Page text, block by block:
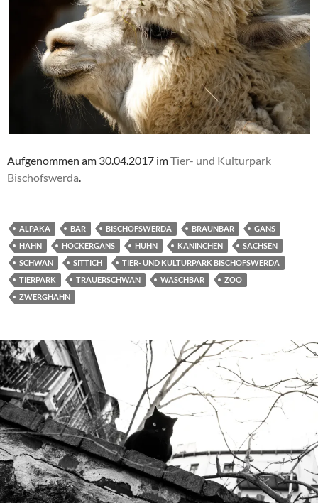
Aufgenommen am 30.04.2017 imTier- und Kulturpark
Bischofswerda
ALPAKA BÄR BISCHOFSWERDA BRAUNBÄR
GANS
HAHN
HÖCKERGANS HUHN KANINCHEN
SACHSEN
SCHWAN
SITTICH
TIER- UND KULTURPARK BISCHOFSWERDA
TIERPARK
TRAUERSCHWAN WASCHBÄR
ZOO
ZWERGHAHN